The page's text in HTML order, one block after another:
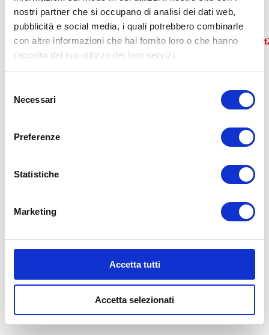
nostri partner che si occupano di analisi dei dati web,
pubblicità e social media, i quali potrebbero combinarle
con altre informazioni che hai fornito loro o che hanno
raccolto dal tuo utilizzo dei loro servizi.
delNecessari
Preferenze
Statistiche
Marketing
Accetta tutti
Accetta selezionati
https://api.mapbox.com/styles/v1/mapbox/streets-
v11?
T5AvW_0QyjLWSCpBqA
Seleziona uno dei punti vendita sulla